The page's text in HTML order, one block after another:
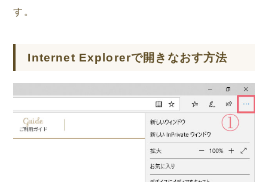
す。
Internet Explorerで開きなおす方法